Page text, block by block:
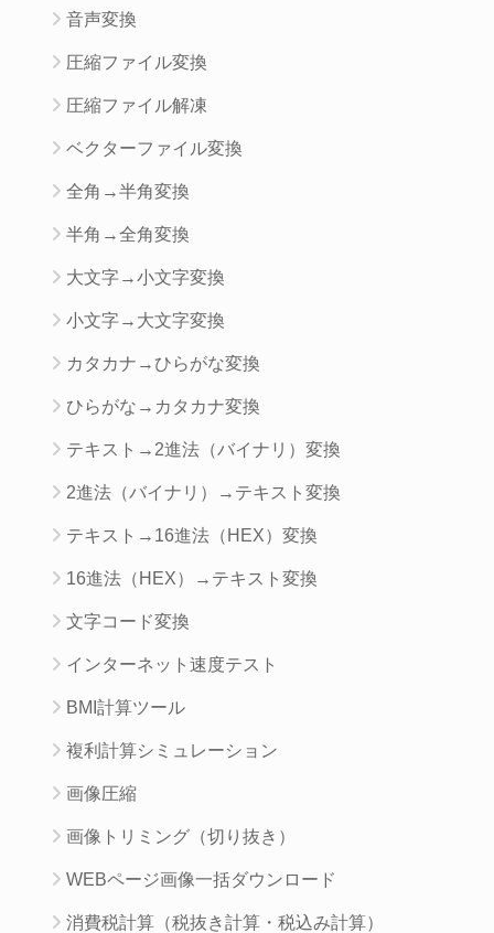
音声変換
圧縮ファイル変換
圧縮ファイル解凍
ベクターファイル変換
全角→半角変換
半角→全角変換
大文字→小文字変換
小文字→大文字変換
カタカナ→ひらがな変換
ひらがな→カタカナ変換
テキスト→2進法（バイナリ）変換
2進法（バイナリ）→テキスト変換
テキスト→16進法（HEX）変換
16進法（HEX）→テキスト変換
文字コード変換
インターネット速度テスト
BMI計算ツール
複利計算シミュレーション
画像圧縮
画像トリミング（切り抜き）
WEBページ画像一括ダウンロード
消費税計算（税抜き計算・税込み計算）